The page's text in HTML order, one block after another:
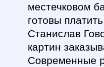
местечковом
готовы
Станислав
картин
Современные